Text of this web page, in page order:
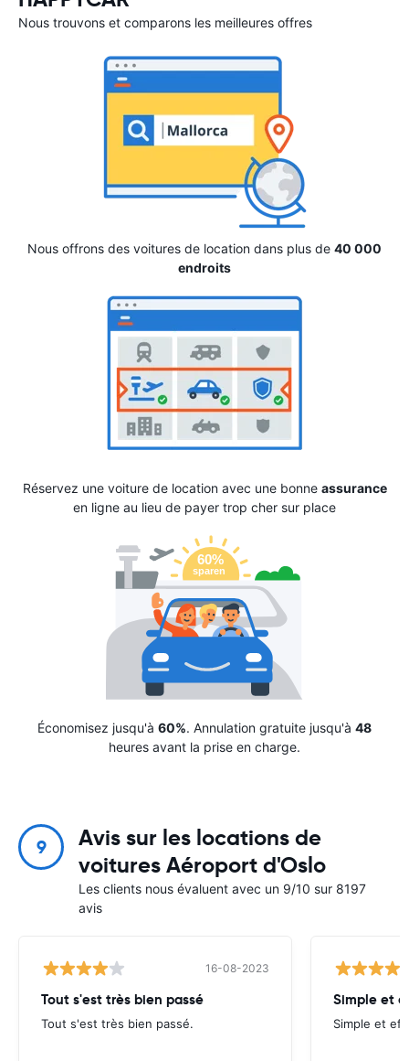
Nous trouvons et comparons les meilleures offres
Nous offrons des voitures de location dans plus de 40 000
endroits
Réservez une voiture de location avec une bonne assurance
en ligne au lieu de payer trop cher sur place
Économisez jusqu'à 60%. Annulation gratuite jusqu'à 48
heures avant la prise en charge.
9
Avis sur les locations de
voitures Aéroport d'Oslo
Les clients nous évaluent avec un 9/10 sur 8197
avis
16-08-2023
Tout s'est très bien passé
Tout s'est très bien passé.
Simple et
Simple et